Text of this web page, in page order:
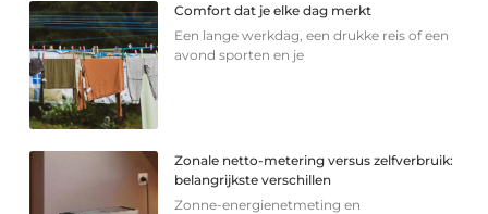
Comfort dat je elke dag merkt
Een lange werkdag, een drukke reis of een
avond sporten en je
Zonale netto-metering versus zelfverbruik:
belangrijkste verschillen
Zonne-energienetmeting en